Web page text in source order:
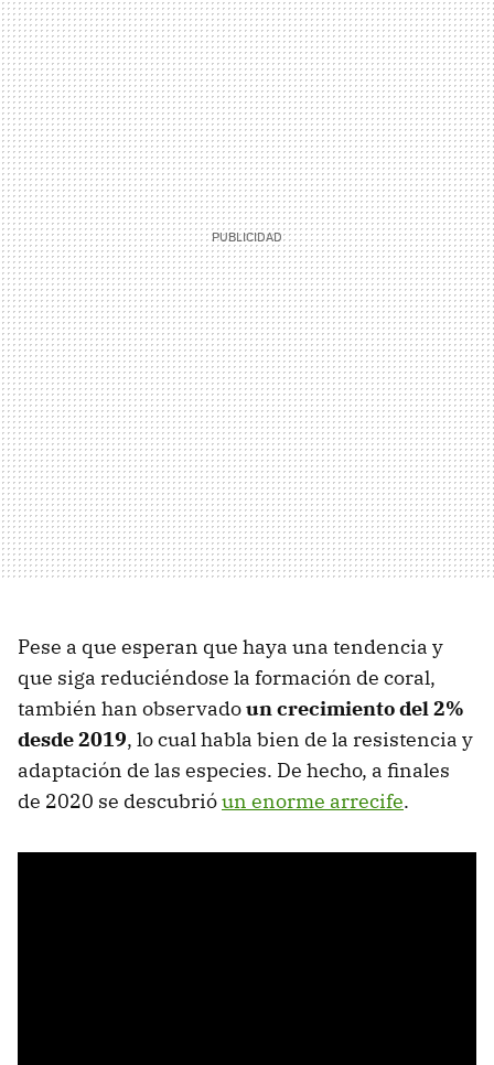
Pese a que esperan que haya una tendencia y
que siga reduciéndose la formación de coral,
también han observadoun crecimiento del 2%
desde 2019, lo cual habla bien de la resistencia y
adaptación de las especies. De hecho, a finales
de 2020 se descubrióun enorme arrecife.